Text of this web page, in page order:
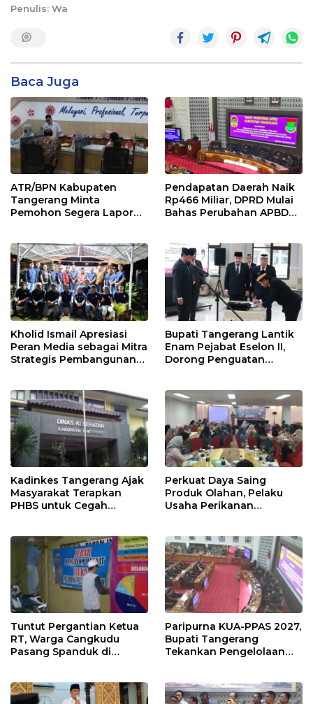
Penulis: Wa
Baca Juga
ATR/BPN Kabupaten
Tangerang Minta
Pemohon Segera Lapor
Pendapatan Daerah Naik
Rp466 Miliar, DPRD Mulai
Bahas Perubahan APBD
Kholid Ismail Apresiasi
Peran Media sebagai Mitra
Strategis Pembangunan
Bupati Tangerang Lantik
Enam Pejabat Eselon II,
Dorong Penguatan
Kadinkes Tangerang Ajak
Masyarakat Terapkan
PHBS untuk Cegah
Perkuat Daya Saing
Produk Olahan, Pelaku
Usaha Perikanan
Tuntut Pergantian Ketua
RT, Warga Cangkudu
Pasang Spanduk di
Paripurna KUA-PPAS 2027,
Bupati Tangerang
Tekankan Pengelolaan